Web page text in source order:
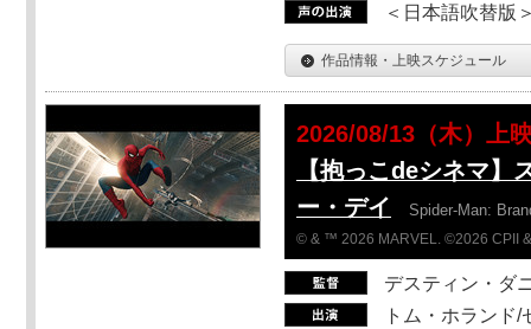
＜日本語吹替版
作品情報・上映スケジュール
2026/08/13（木）上
【抱っこdeシネマ】
ー・デイ
Spider-Man:
© & ™ 2026 MARVEL. ©2026 CPII
デスティン・ダ
トム・ホランド